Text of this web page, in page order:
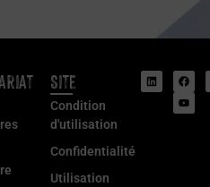
Site
Condition
d'utilisation
Confidentialité
Utilisation